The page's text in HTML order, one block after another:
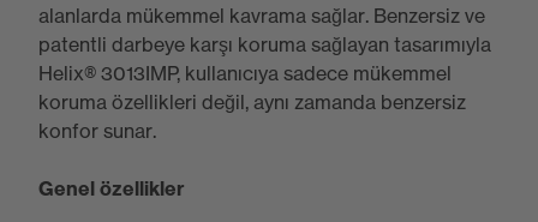
alanlarda mükemmel kavrama sağlar. Benzersiz ve
patentli darbeye karşı koruma sağlayan tasarımıyla
Helix® 3013IMP, kullanıcıya sadece mükemmel
koruma özellikleri değil, aynı zamanda benzersiz
konfor sunar.
Genel özellikler